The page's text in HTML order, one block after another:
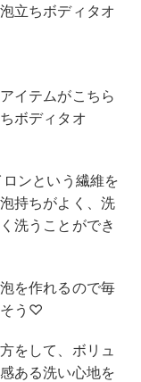
立ちボディタオ
イテムがこちら
ボディタオ
ンという繊維を
持ちがよく、洗
洗うことができ
を作れるので毎
そう♡
をして、ボリュ
ある洗い心地を